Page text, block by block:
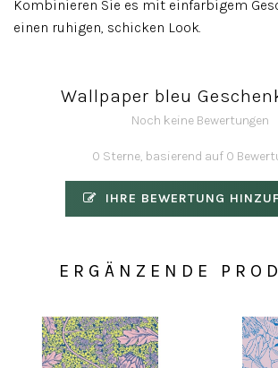
Kombinieren Sie es mit einfarbigem
einen ruhigen, schicken Look.
Wallpaper bleu
Noch keine Bewertungen
0 Sterne, basierend auf 0
IHRE BEWERTUNG
ERGÄNZENDE